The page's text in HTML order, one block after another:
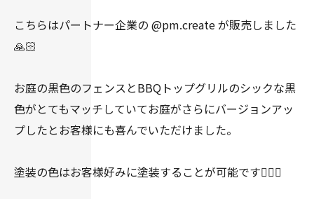
こちらはパートナー企業の @pm.create が販売しました
🙏🏻
お庭の黒色のフェンスとBBQトップグリルのシックな黒
色がとてもマッチしていてお庭がさらにバージョンアッ
プしたとお客様にも喜んでいただけました。
塗装の色はお客様好みに塗装することが可能です👍🏻✨